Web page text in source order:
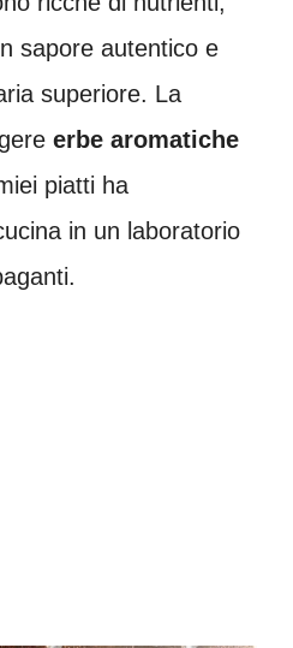
sapore autentico e
superiore. La
erbe aromatiche
piatti ha
in un laboratorio